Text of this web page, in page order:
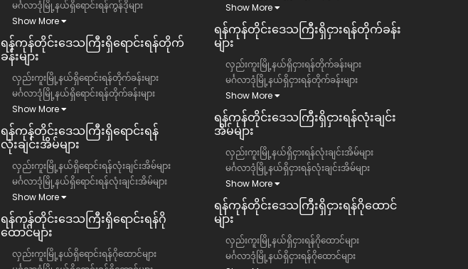
မင်္ဂလာဒုံမြို့နယ်ရှိရောင်းရန်ကွန်ဒိုများ
Show More
ရန်ကုန်တိုင်းဒေသကြီး​ရှိရောင်းရန်တိုက်
ခန်းများ
လှည်းကူးမြို့နယ်ရှိရောင်းရန်တိုက်ခန်းများ
မင်္ဂလာဒုံမြို့နယ်ရှိရောင်းရန်တိုက်ခန်းများ
Show More
ရန်ကုန်တိုင်းဒေသကြီး​ရှိရောင်းရန်
လုံးချင်းအိမ်များ
လှည်းကူးမြို့နယ်ရှိရောင်းရန်လုံးချင်းအိမ်များ
မင်္ဂလာဒုံမြို့နယ်ရှိရောင်းရန်လုံးချင်းအိမ်များ
Show More
ရန်ကုန်တိုင်းဒေသကြီး​ရှိရောင်းရန်ဂို
ထောင်များ
လှည်းကူးမြို့နယ်ရှိရောင်းရန်ဂိုထောင်များ
Show More
ရန်ကုန်တိုင်းဒေသကြီး​​ရှိငှားရန်တိုက်ခန်း
များ
လှည်းကူးမြို့နယ်ရှိငှားရန်တိုက်ခန်းများ
မင်္ဂလာဒုံမြို့နယ်ရှိငှားရန်တိုက်ခန်းများ
Show More
ရန်ကုန်တိုင်းဒေသကြီး​​ရှိငှားရန်လုံးချင်း
အိမ်များ
လှည်းကူးမြို့နယ်ရှိငှားရန်လုံးချင်းအိမ်များ
မင်္ဂလာဒုံမြို့နယ်ရှိငှားရန်လုံးချင်းအိမ်များ
Show More
ရန်ကုန်တိုင်းဒေသကြီး​​ရှိငှားရန်ဂိုထောင်
များ
လှည်းကူးမြို့နယ်ရှိငှားရန်ဂိုထောင်များ
မင်္ဂလာဒုံမြို့နယ်ရှိငှားရန်ဂိုထောင်များ